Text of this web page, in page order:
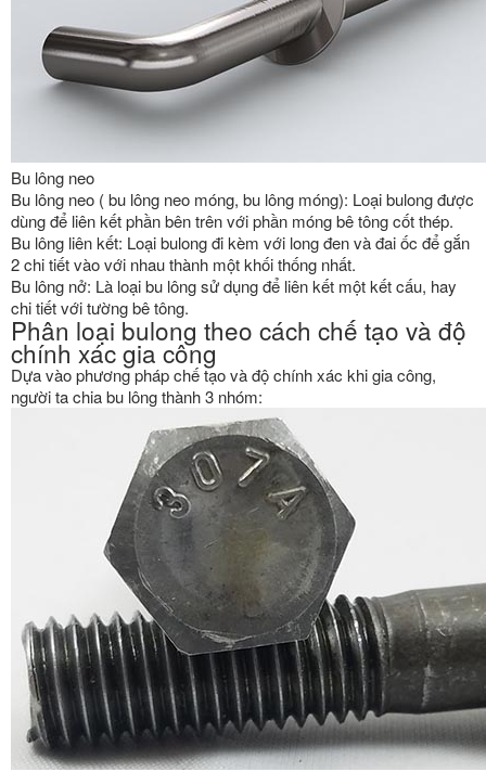
Bu lông neo
Bu lông neo ( bu lông neo móng, bu lông móng): Loại bulong được
dùng để liên kết phần bên trên với phần móng bê tông cốt thép.
Bu lông liên kết: Loại bulong đi kèm với long đen và đai ốc để gắn
2 chi tiết vào với nhau thành một khối thống nhất.
Bu lông nở: Là loại bu lông sử dụng để liên kết một kết cấu, hay
chi tiết với tường bê tông.
Phân loại bulong theo cách chế tạo và độ
chính xác gia công
Dựa vào phương pháp chế tạo và độ chính xác khi gia công,
người ta chia bu lông thành 3 nhóm: